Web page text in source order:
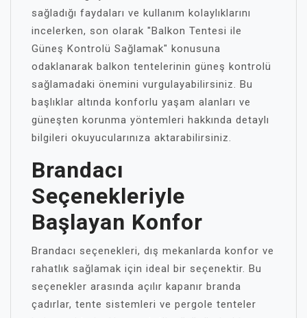
sağladığı faydaları ve kullanım kolaylıklarını
incelerken, son olarak "Balkon Tentesi ile
Güneş Kontrolü Sağlamak" konusuna
odaklanarak balkon tentelerinin güneş kontrolü
sağlamadaki önemini vurgulayabilirsiniz. Bu
başlıklar altında konforlu yaşam alanları ve
güneşten korunma yöntemleri hakkında detaylı
bilgileri okuyucularınıza aktarabilirsiniz.
Brandacı
Seçenekleriyle
Başlayan Konfor
Brandacı seçenekleri, dış mekanlarda konfor ve
rahatlık sağlamak için ideal bir seçenektir. Bu
seçenekler arasında açılır kapanır branda
çadırlar, tente sistemleri ve pergole tenteler